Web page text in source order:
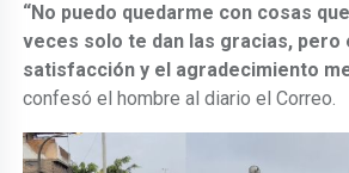
“No puedo quedarme con cosas
veces solo te dan las gracias, pero
satisfacción y el agradecimiento
confesó el hombre al diario el Correo.